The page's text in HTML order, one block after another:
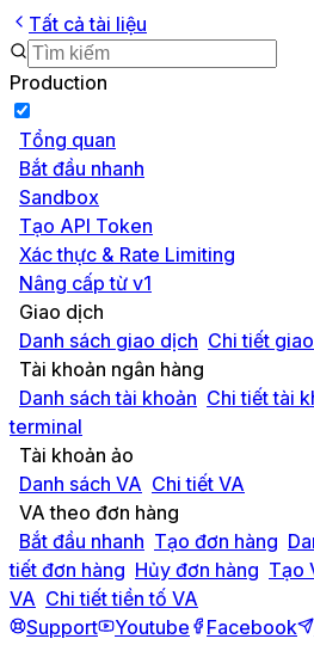
Tất cả tài liệu
Production
Tổng quan
Bắt đầu nhanh
Sandbox
Tạo API Token
Xác thực & Rate Limiting
Nâng cấp từ v1
Giao dịch
Danh sách giao dịch Chi tiết
Tài khoản ngân hàng
Danh sách tài khoản Chi tiết tài
terminal
Tài khoản ảo
Danh sách VA Chi tiết VA
VA theo đơn hàng
Bắt đầu nhanh Tạo đơn hàng
tiết đơn hàng Hủy đơn hàng Tạo
VA Chi tiết tiền tố VA
Support
Youtube Facebook